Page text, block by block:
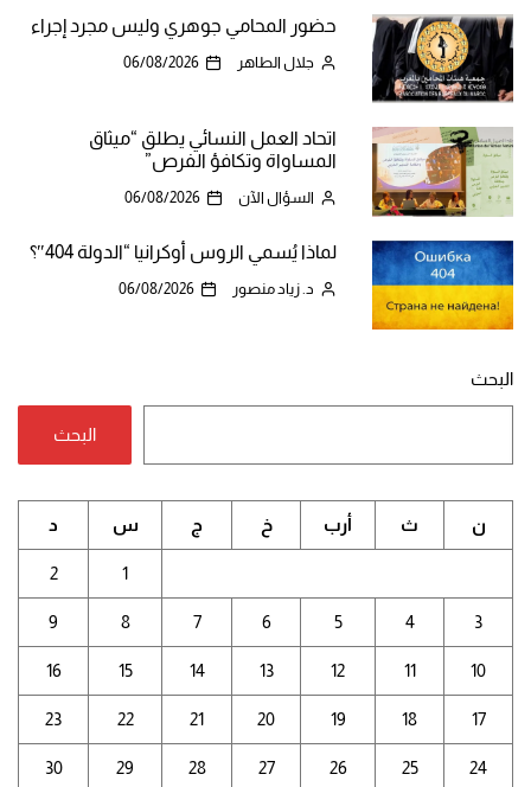
حضور المحامي جوهري وليس مجرد إجراء
جلال الطاهر 06/08/2026
اتحاد العمل النسائي يطلق “ميثاق
المساواة وتكافؤ الفرص”
السؤال الآن 06/08/2026
لماذا يُسمي الروس أوكرانيا “الدولة 404″؟
د. زياد منصور 06/08/2026
البحث
البحث
ن ث أرب خ ج س د
1
2
3
4
5
6
7
8
9
10
11
12
13
14
15
16
17
18
19
20
21
22
23
24
25
26
27
28
29
30